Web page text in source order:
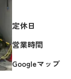
定休日
営業時間
Googleマップ